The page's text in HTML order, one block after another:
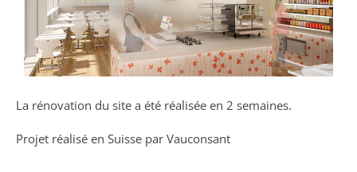
La rénovation du site a été réalisée en 2 semaines.
Projet réalisé en Suisse par Vauconsant